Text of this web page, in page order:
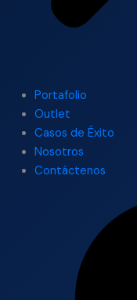
Portafolio
Outlet
Casos de Éxito
Nosotros
Contáctenos